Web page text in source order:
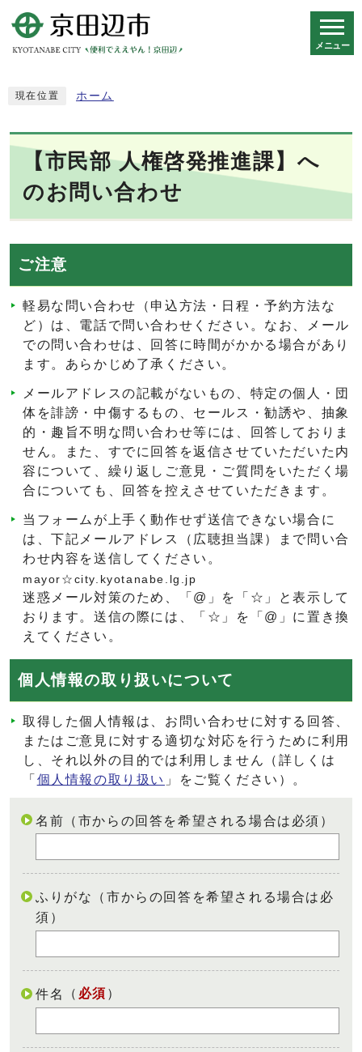
メニュー
現在位置 ホーム
【市民部 人権啓発推進課】へ
のお問い合わせ
ご注意
軽易な問い合わせ（申込方法・日程・予約方法な
ど）は、電話で問い合わせください。なお、メール
での問い合わせは、回答に時間がかかる場合があり
ます。あらかじめ了承ください。
メールアドレスの記載がないもの、特定の個人・団
体を誹謗・中傷するもの、セールス・勧誘や、抽象
的・趣旨不明な問い合わせ等には、回答しておりま
せん。また、すでに回答を返信させていただいた内
容について、繰り返しご意見・ご質問をいただく場
合についても、回答を控えさせていただきます。
当フォームが上手く動作せず送信できない場合に
は、下記メールアドレス（広聴担当課）まで問い合
わせ内容を送信してください。
mayor☆city.kyotanabe.lg.jp
迷惑メール対策のため、「@」を「☆」と表示して
おります。送信の際には、「☆」を「@」に置き換
えてください。
個人情報の取り扱いについて
取得した個人情報は、お問い合わせに対する回答、
またはご意見に対する適切な対応を行うために利用
し、それ以外の目的では利用しません（詳しくは
「 個人情報の取り扱い 」をご覧ください）。
名前（市からの回答を希望される場合は必須）
ふりがな（市からの回答を希望される場合は必
須）
件名 （ 必須 ）